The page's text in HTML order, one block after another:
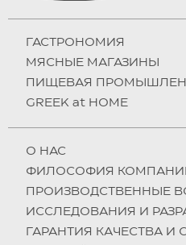
ГАСТРОНОМИЯ
МЯСНЫЕ МАГАЗИНЫ
ПИЩЕВАЯ
GREEK at HOME
О НAC
ФИЛОСОФИЯ
ПРОИЗВОДСТВЕННЫЕ
ИССЛЕДОВАНИЯ И
ГАРАНТИЯ КАЧЕСТВА И